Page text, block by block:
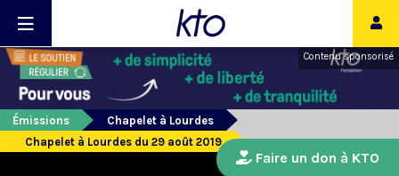
Contenu sponsorisé
Émissions
Chapelet à Lourdes
Chapelet à Lourdes du 29 août 2019
Faire un don à KTO